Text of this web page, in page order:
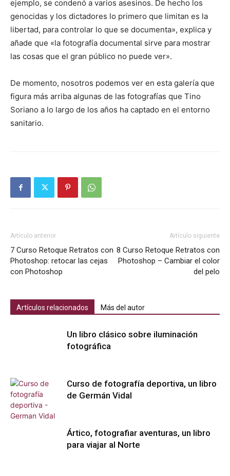
ejemplo, se condenó a varios asesinos. De hecho los
genocidas y los dictadores lo primero que limitan es la
libertad, para controlar lo que se documenta», explica y
añade que «la fotografía documental sirve para mostrar
las cosas que el gran público no puede ver».
De momento, nosotros podemos ver en esta galería que
figura más arriba algunas de las fotografías que Tino
Soriano a lo largo de los años ha captado en el entorno
sanitario.
Artículo anterior
7 Curso Retoque Retratos con
Photoshop: retocar las cejas
con Photoshop
Artículo siguiente
8 Curso Retoque Retratos con
Photoshop – Cambiar el color
del pelo
Artículos relacionados Más del autor
Un libro clásico sobre iluminación
fotográfica
Curso de fotografía deportiva, un libro
de Germán Vidal
Ártico, fotografiar aventuras, un libro
para viajar al Norte